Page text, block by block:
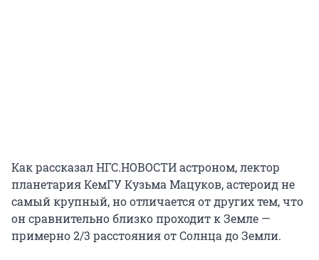
Как рассказал НГС.НОВОСТИ астроном, лектор
планетария КемГУ Кузьма Мацуков, астероид не
самый крупный, но отличается от других тем, что
он сравнительно близко проходит к Земле —
примерно 2/3 расстояния от Солнца до Земли.